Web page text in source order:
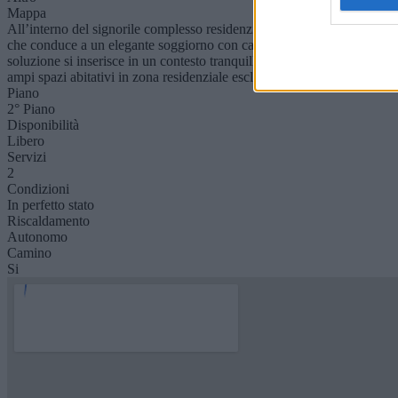
Mappa
All’interno del signorile complesso residenziale “Le Terrazze”, si
che conduce a un elegante soggiorno con camino, arricchito da un
soluzione si inserisce in un contesto tranquillo e riservato,
ampi spazi abitativi in zona residenziale esclusiva.
Piano
2° Piano
Disponibilità
Libero
Servizi
2
Condizioni
In perfetto stato
Riscaldamento
Autonomo
Camino
Si